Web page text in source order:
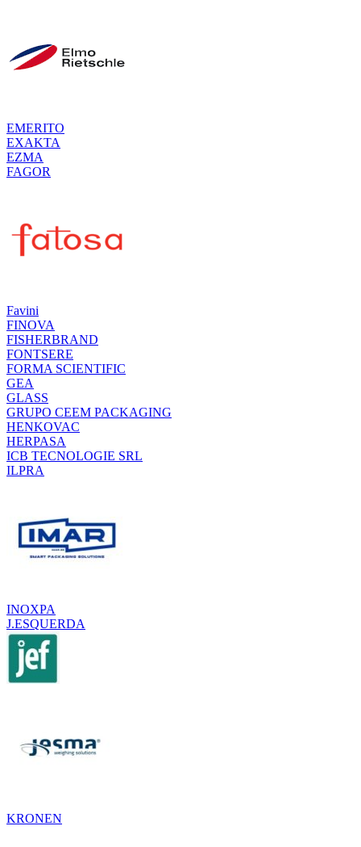
EMERITO
EXAKTA
EZMA
FAGOR
Favini
FINOVA
FISHERBRAND
FONTSERE
FORMA SCIENTIFIC
GEA
GLASS
GRUPO CEEM PACKAGING
HENKOVAC
HERPASA
ICB TECNOLOGIE SRL
ILPRA
INOXPA
J.ESQUERDA
KRONEN